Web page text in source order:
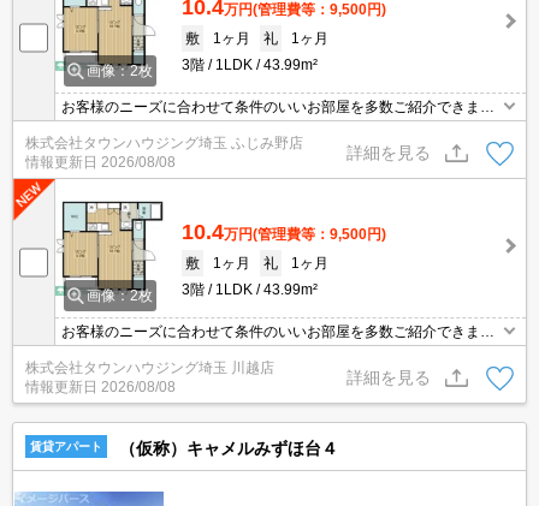
画像：2枚
10.4万円(管理費等：9,500円)
敷
1ヶ月 礼
1ヶ月
3階
1LDK 43.99m²
お客様のニーズに合わせて条件のいいお部屋を多数ご紹介できます♪
情報数No.1のタウンハウジングまで是非お問い合わせください！
株式会社タウンハウジング埼玉 ふじみ野店
情報更新日 2026/08/08
詳細を見る
画像：2枚
10.4万円(管理費等：9,500円)
敷
1ヶ月 礼
1ヶ月
3階
1LDK 43.99m²
お客様のニーズに合わせて条件のいいお部屋を多数ご紹介できます♪
情報数No.1のタウンハウジングまで是非お問い合わせください！
株式会社タウンハウジング埼玉 川越店
情報更新日 2026/08/08
詳細を見る
賃貸アパート （仮称）キャメルみずほ台４